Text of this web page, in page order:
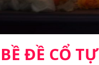
BỀ ĐỀ CỔ TỰ